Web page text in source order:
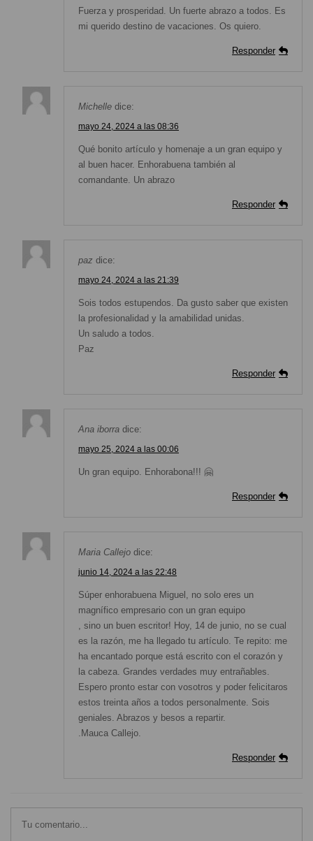
Fuerza y prosperidad. Un fuerte abrazo a todos. Es
mi querido destino de vacaciones. Os quiero.
Responder
Michelle dice:
mayo 24, 2024 a las 08:36
Qué bonito artículo y homenaje a un gran equipo y
al buen hacer. Enhorabuena también al
comandante. Un abrazo
Responder
paz dice:
mayo 24, 2024 a las 21:39
Sois todos estupendos. Da gusto saber que existen
la profesionalidad y la amabilidad unidas.
Un saludo a todos.
Paz
Responder
Ana iborra dice:
mayo 25, 2024 a las 00:06
Un gran equipo. Enhorabona!!! 🤗
Responder
Maria Callejo dice:
junio 14, 2024 a las 22:48
Súper enhorabuena Miguel, no solo eres un
magnífico empresario con un gran equipo
, sino un buen escritor! Hoy, 14 de junio, no se cual
es la razón, me ha llegado tu artículo. Te repito: me
ha encantado porque está escrito con el corazón y
la cabeza. Grandes verdades muy entrañables.
Espero pronto estar con vosotros y poder felicitaros
estos treinta años a todos personalmente. Sois
geniales. Abrazos y besos a repartir.
.Mauca Callejo.
Responder